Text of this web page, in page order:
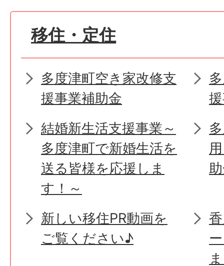
移住・定住
多度津町空き家改修支
援事業補助金
結婚新生活支援事業～
多度津町で新婚生活を
送る皆様を応援しま
す！～
新しい移住PR動画を
ご覧ください♪